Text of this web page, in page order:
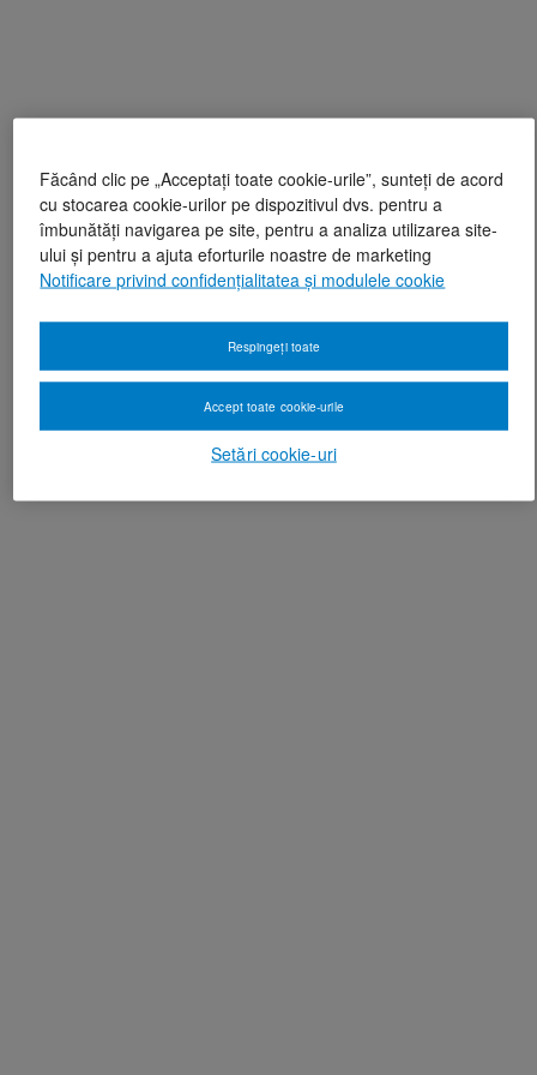
Făcând clic pe „Acceptați toate cookie-urile”, sunteți de acord
cu stocarea cookie-urilor pe dispozitivul dvs. pentru a
îmbunătăți navigarea pe site, pentru a analiza utilizarea site-
ului și pentru a ajuta eforturile noastre de marketing
Notificare privind confidențialitatea și modulele cookie
Setări cookie-uri
Respingeți toate
Accept toate cookie-urile